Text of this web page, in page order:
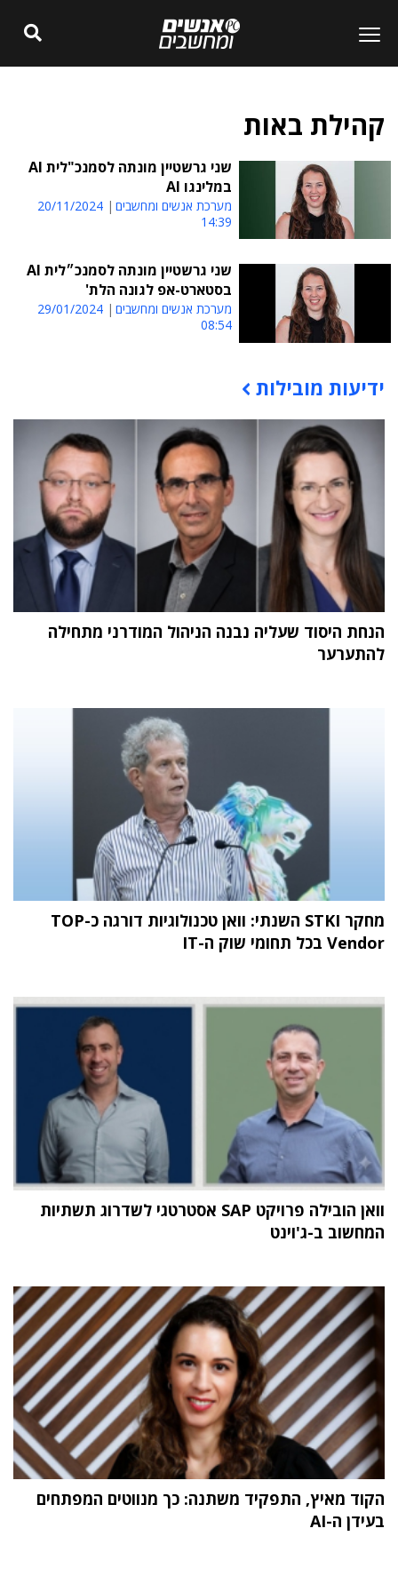
קהילת באות
שני גרשטיין מונתה לסמנכ"לית AI
במלינגו AI
מערכת אנשים ומחשבים
20/11/2024
14:39
שני גרשטיין מונתה לסמנכ״לית AI
בסטארט-אפ לגונה הלת'
מערכת אנשים ומחשבים
29/01/2024
08:54
תוכן פרסומי
ידיעות מובילות
הנחת היסוד שעליה נבנה הניהול המודרני מתחילה
להתערער
מחקר STKI השנתי: וואן טכנולוגיות דורגה כ-TOP
Vendor בכל תחומי שוק ה-IT
וואן הובילה פרויקט SAP אסטרטגי לשדרוג תשתיות
המחשוב ב-ג'וינט
הקוד מאיץ, התפקיד משתנה: כך מנווטים המפתחים
בעידן ה-AI